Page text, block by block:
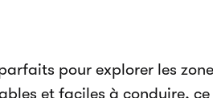
pour explorer les
et faciles à conduire,